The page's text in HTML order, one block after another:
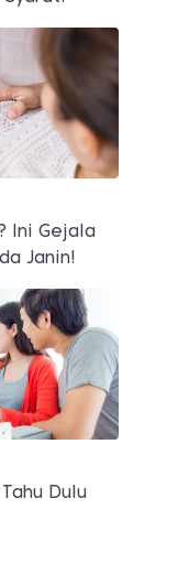
Ini Gejala
Janin!
Dulu